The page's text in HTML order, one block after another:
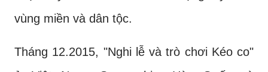
vùng miền và dân tộc.
Tháng 12.2015, "Nghi lễ và trò chơi Kéo co"